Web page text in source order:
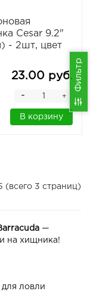
Фильтр
Cesar 9.2"
- 2шт, цвет
23.00 руб.
+
-
В корзину
(всего 3 страниц)
—
на хищника!
ловли